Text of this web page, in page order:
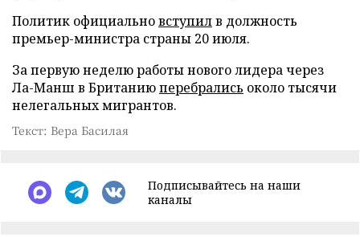
Политик официальновступилв должность
премьер-министра страны 20 июля.
За первую неделю работы нового лидера через
Ла-Манш в Британиюперебрались около тысячи
нелегальных мигрантов.
Текст: Вера Басилая
Подписывайтесь на наши
каналы